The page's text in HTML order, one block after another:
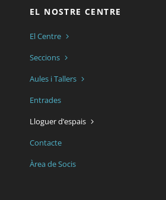
EL NOSTRE CENTRE
El Centre
Seccions
Aules i Tallers
Entrades
Lloguer d’espais
Contacte
Àrea de Socis